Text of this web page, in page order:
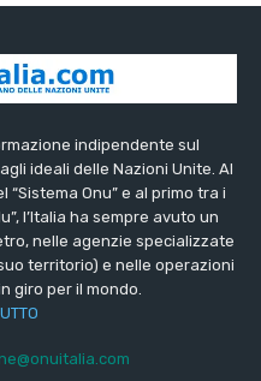
indipendente sul
ideali delle Nazioni Unite. Al
Onu” e al primo tra i
l’Italia ha sempre avuto un
nelle agenzie specializzate
territorio) e nelle operazioni
giro per il mondo.